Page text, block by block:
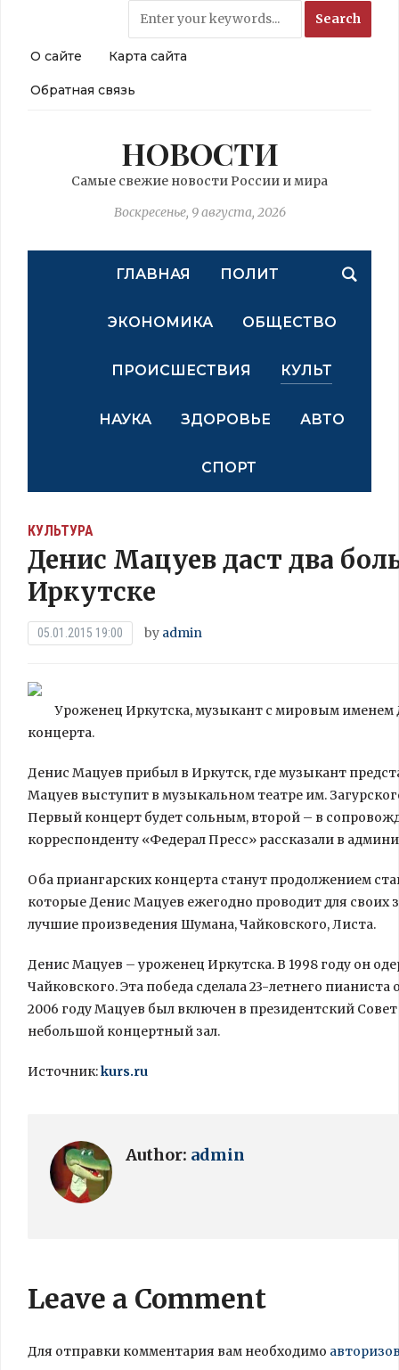
О сайте Карта сайта
Обратная связь
НОВОСТИ
Самые свежие новости России и мира
Воскресенье, 9 августа, 2026
ГЛАВНАЯ ПОЛИТ
ЭКОНОМИКА ОБЩЕСТВО
ПРОИСШЕСТВИЯ КУЛЬТ
НАУКА ЗДОРОВЬЕ АВТО
СПОРТ
КУЛЬТУРА
Денис Мацуев даст два
Иркутске
05.01.2015 19:00 by admin
Уроженец Иркутска, музыкант с мировым именем
концерта.
Денис Мацуев прибыл в Иркутск, где музыкант
Мацуев выступит в музыкальном театре им.
Первый концерт будет сольным, второй – в
корреспонденту «Федерал Пресс» рассказали в
Оба приангарских концерта станут продолжением
которые Денис Мацуев ежегодно проводит для
лучшие произведения Шумана, Чайковского, Листа.
Денис Мацуев – уроженец Иркутска. В 1998 году он
Чайковского. Эта победа сделала 23-летнего
2006 году Мацуев был включен в президентский
небольшой концертный зал.
Источник:kurs.ru
Author: admin
Leave a Comment
Для отправки комментария вам необходимо